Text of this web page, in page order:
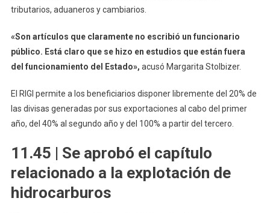
tributarios, aduaneros y cambiarios.
«Son artículos que claramente no escribió un funcionario
público. Está claro que se hizo en estudios que están fuera
del funcionamiento del Estado», acusó Margarita Stolbizer.
El RIGI permite a los beneficiarios disponer libremente del 20% de
las divisas generadas por sus exportaciones al cabo del primer
año, del 40% al segundo año y del 100% a partir del tercero.
11.45 | Se aprobó el capítulo
relacionado a la explotación de
hidrocarburos